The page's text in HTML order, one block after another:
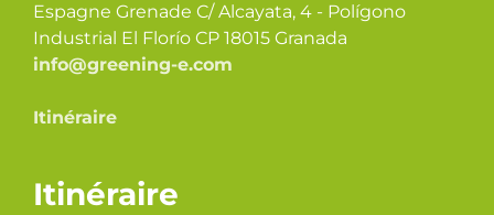
Espagne Grenade C/ Alcayata, 4 - Polígono
Industrial El Florío CP 18015 Granada
info@greening-e.com
Itinéraire
Itinéraire